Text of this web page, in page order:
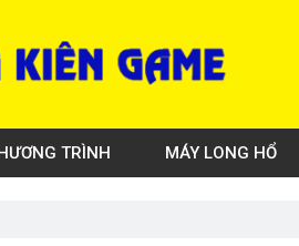
TRÌNH MÁY LONG HỔ